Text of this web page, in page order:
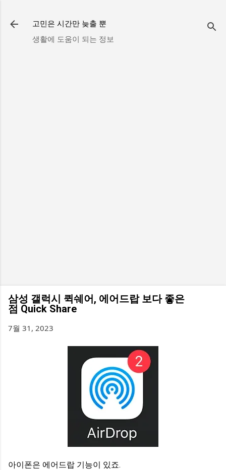
고민은 시간만 늦출 뿐
생활에 도움이 되는 정보
삼성 갤럭시 퀵쉐어, 에어드랍 보다 좋은
점 Quick Share
7월 31, 2023
아이폰은 에어드랍 기능이 있죠.